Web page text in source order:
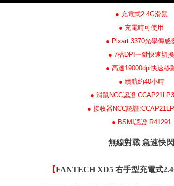
● 充電式2.4G滑鼠
● 充電時可使用
● Pixart 3370光學傳感
● 7檔DPI一鍵快速切換
● 高達19000dpi快速移
● 續航約40小時
● 滑鼠NCC認證
● 接收器NCC認證
● BSMI認證:R41291
無線對戰 急速快閃
【FANTECH XD5 右手型充電式